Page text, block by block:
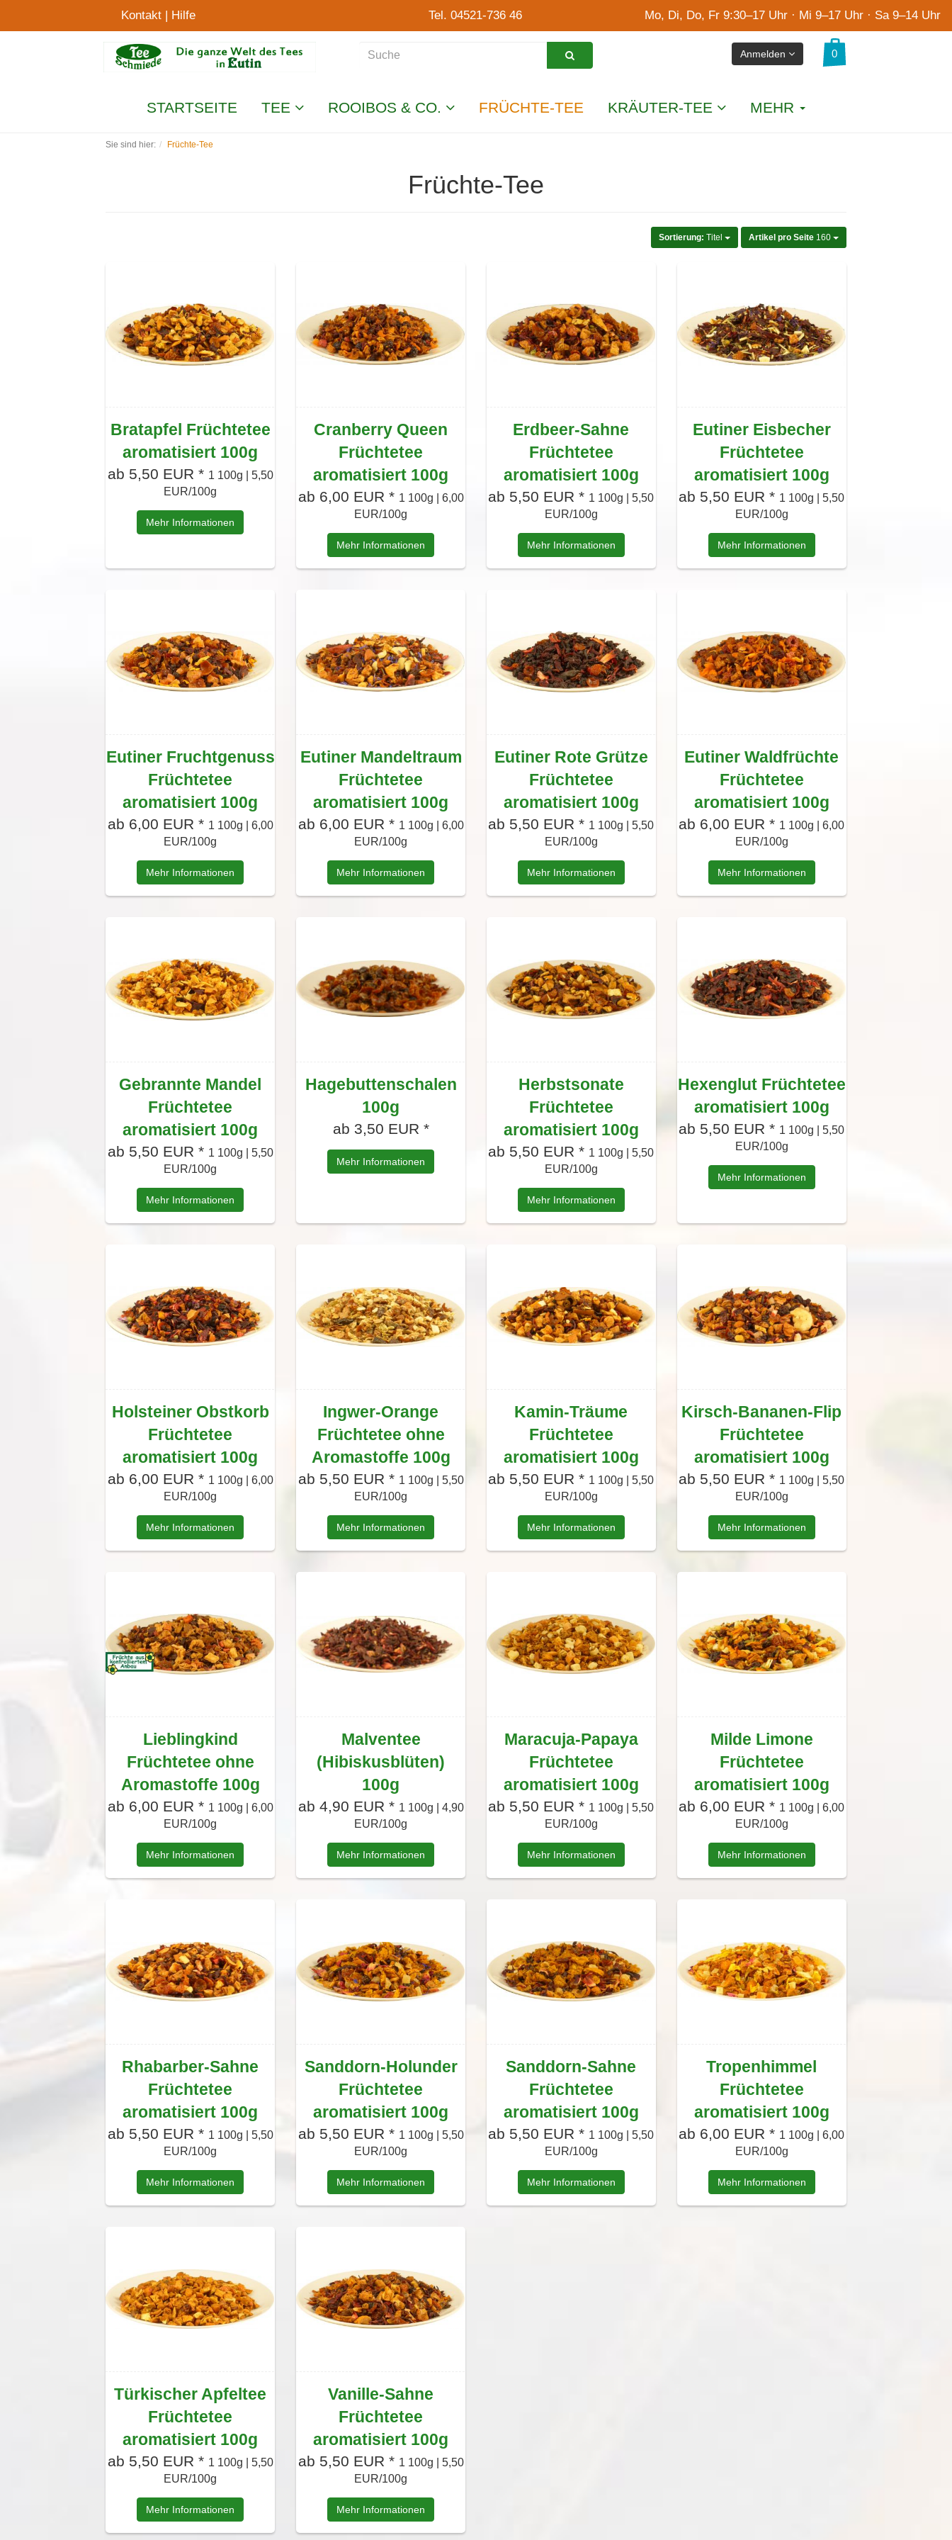
Kontakt | Hilfe Tel. 04521-736 46 Mo, Di, Do, Fr 9:30–17 Uhr · Mi 9–17 Uhr · Sa 9–14 Uhr
Anmelden
STARTSEITE TEE ROOIBOS & CO. FRÜCHTE-TEE KRÄUTER-TEE MEHR
Sie sind hier: Früchte-Tee
Früchte-Tee
Sortierung: Titel Artikel pro Seite 160
Bratapfel Früchtetee
aromatisiert 100g
ab 5,50 EUR * 1 100g | 5,50
EUR/100g
Mehr Informationen
Cranberry Queen
Früchtetee
aromatisiert 100g
ab 6,00 EUR * 1 100g | 6,00
EUR/100g
Mehr Informationen
Erdbeer-Sahne
Früchtetee
aromatisiert 100g
ab 5,50 EUR * 1 100g | 5,50
EUR/100g
Mehr Informationen
Eutiner Eisbecher
Früchtetee
aromatisiert 100g
ab 5,50 EUR * 1 100g | 5,50
EUR/100g
Mehr Informationen
Eutiner Fruchtgenuss
Früchtetee
aromatisiert 100g
ab 6,00 EUR * 1 100g | 6,00
EUR/100g
Mehr Informationen
Eutiner Mandeltraum
Früchtetee
aromatisiert 100g
ab 6,00 EUR * 1 100g | 6,00
EUR/100g
Mehr Informationen
Eutiner Rote Grütze
Früchtetee
aromatisiert 100g
ab 5,50 EUR * 1 100g | 5,50
EUR/100g
Mehr Informationen
Eutiner Waldfrüchte
Früchtetee
aromatisiert 100g
ab 6,00 EUR * 1 100g | 6,00
EUR/100g
Mehr Informationen
Gebrannte Mandel
Früchtetee
aromatisiert 100g
ab 5,50 EUR * 1 100g | 5,50
EUR/100g
Mehr Informationen
Hagebuttenschalen
100g
ab 3,50 EUR *
Mehr Informationen
Herbstsonate
Früchtetee
aromatisiert 100g
ab 5,50 EUR * 1 100g | 5,50
EUR/100g
Mehr Informationen
Hexenglut Früchtetee
aromatisiert 100g
ab 5,50 EUR * 1 100g | 5,50
EUR/100g
Mehr Informationen
Holsteiner Obstkorb
Früchtetee
aromatisiert 100g
ab 6,00 EUR * 1 100g | 6,00
EUR/100g
Mehr Informationen
Ingwer-Orange
Früchtetee ohne
Aromastoffe 100g
ab 5,50 EUR * 1 100g | 5,50
EUR/100g
Mehr Informationen
Kamin-Träume
Früchtetee
aromatisiert 100g
ab 5,50 EUR * 1 100g | 5,50
EUR/100g
Mehr Informationen
Kirsch-Bananen-Flip
Früchtetee
aromatisiert 100g
ab 5,50 EUR * 1 100g | 5,50
EUR/100g
Mehr Informationen
Lieblingkind
Früchtetee ohne
Aromastoffe 100g
ab 6,00 EUR * 1 100g | 6,00
EUR/100g
Mehr Informationen
Malventee
(Hibiskusblüten)
100g
ab 4,90 EUR * 1 100g | 4,90
EUR/100g
Mehr Informationen
Maracuja-Papaya
Früchtetee
aromatisiert 100g
ab 5,50 EUR * 1 100g | 5,50
EUR/100g
Mehr Informationen
Milde Limone
Früchtetee
aromatisiert 100g
ab 6,00 EUR * 1 100g | 6,00
EUR/100g
Mehr Informationen
Rhabarber-Sahne
Früchtetee
aromatisiert 100g
ab 5,50 EUR * 1 100g | 5,50
EUR/100g
Mehr Informationen
Sanddorn-Holunder
Früchtetee
aromatisiert 100g
ab 5,50 EUR * 1 100g | 5,50
EUR/100g
Mehr Informationen
Sanddorn-Sahne
Früchtetee
aromatisiert 100g
ab 5,50 EUR * 1 100g | 5,50
EUR/100g
Mehr Informationen
Tropenhimmel
Früchtetee
aromatisiert 100g
ab 6,00 EUR * 1 100g | 6,00
EUR/100g
Mehr Informationen
Türkischer Apfeltee
Früchtetee
aromatisiert 100g
ab 5,50 EUR * 1 100g | 5,50
EUR/100g
Mehr Informationen
Vanille-Sahne
Früchtetee
aromatisiert 100g
ab 5,50 EUR * 1 100g | 5,50
EUR/100g
Mehr Informationen